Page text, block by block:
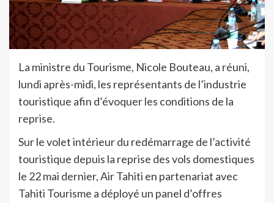
La ministre du Tourisme, Nicole Bouteau, a réuni,
lundi après-midi, les représentants de l’industrie
touristique afin d’évoquer les conditions de la
reprise.
Sur le volet intérieur du redémarrage de l’activité
touristique depuis la reprise des vols domestiques
le 22 mai dernier, Air Tahiti en partenariat avec
Tahiti Tourisme a déployé un panel d’offres